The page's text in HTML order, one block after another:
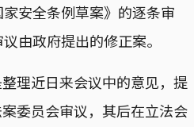
安全条例草案》的逐条审
由政府提出的修正案。
理近日来会议中的意见，提
委员会审议，其后在立法会